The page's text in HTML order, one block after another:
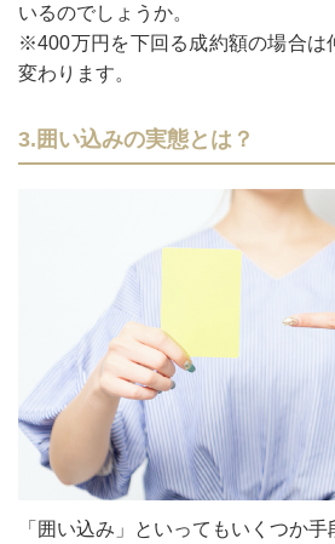
いるのでしょうか。
※400万円を下回る成約額の場合は
変わります。
3.囲い込みの実態とは？
「囲い込み」といってもいくつか手